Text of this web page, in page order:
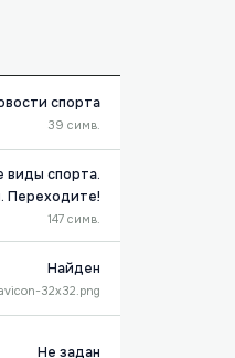
спорта
39 симв.
виды спорта.
Переходите!
147 симв.
Найден
32x32.png
Не задан